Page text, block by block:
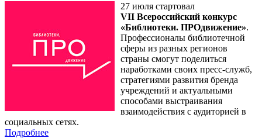
27 июля стартовал
VII Всероссийский конкурс
«Библиотеки. ПРОдвижение».
Профессионалы библиотечной
сферы из разных регионов
страны смогут поделиться
наработками своих пресс-служб,
стратегиями развития бренда
учреждений и актуальными
способами выстраивания
взаимодействия с аудиторией в
социальных сетях.
Подробнее